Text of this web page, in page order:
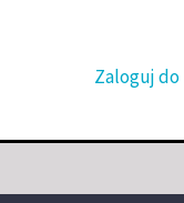
Zaloguj